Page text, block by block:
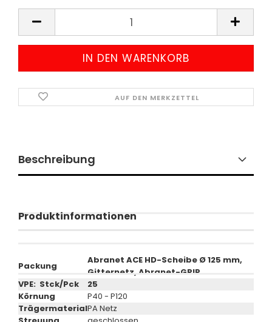
AUF DEN MERKZETTEL
Beschreibung
Produktinformationen
Packung
Abranet ACE HD-Scheibe Ø 125 mm,
Gitternetz, Abranet-GRIP
VPE: Stck/Pck
25
Körnung
P40 - P120
TrägermaterialPA Netz